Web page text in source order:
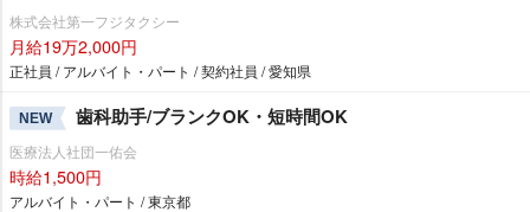
株式会社第一フジタクシー
月給19万2,000円
正社員 / アルバイト・パート / 契約社員 / 愛知県
NEW 歯科助手/ブランクOK・短時間OK
医療法人社団一佑会
時給1,500円
アルバイト・パート / 東京都